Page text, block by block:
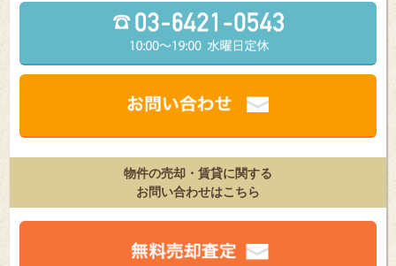
物件の売却・賃貸に関する
お問い合わせはこちら